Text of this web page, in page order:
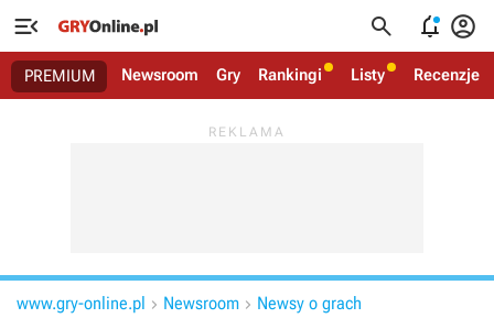
   
PREMIUM Newsroom Gry Rankingi Listy Recenzje
www.gry-online.pl  Newsroom  Newsy o grach